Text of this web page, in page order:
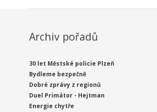
Archiv pořadů
30 let Městské policie Plzeň
Bydleme bezpečně
Dobré zprávy z regionů
Duel Primátor - Hejtman
Energie chytře